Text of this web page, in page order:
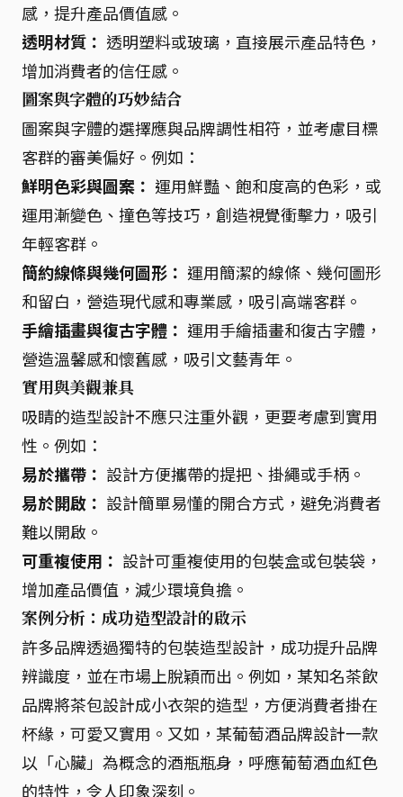
感，提升產品價值感。
透明材質： 透明塑料或玻璃，直接展示產品特色，
增加消費者的信任感。
圖案與字體的巧妙結合
圖案與字體的選擇應與品牌調性相符，並考慮目標
客群的審美偏好。例如：
鮮明色彩與圖案： 運用鮮豔、飽和度高的色彩，或
運用漸變色、撞色等技巧，創造視覺衝擊力，吸引
年輕客群。
簡約線條與幾何圖形： 運用簡潔的線條、幾何圖形
和留白，營造現代感和專業感，吸引高端客群。
手繪插畫與復古字體： 運用手繪插畫和復古字體，
營造溫馨感和懷舊感，吸引文藝青年。
實用與美觀兼具
吸睛的造型設計不應只注重外觀，更要考慮到實用
性。例如：
易於攜帶： 設計方便攜帶的提把、掛繩或手柄。
易於開啟： 設計簡單易懂的開合方式，避免消費者
難以開啟。
可重複使用： 設計可重複使用的包裝盒或包裝袋，
增加產品價值，減少環境負擔。
案例分析：成功造型設計的啟示
許多品牌透過獨特的包裝造型設計，成功提升品牌
辨識度，並在市場上脫穎而出。例如，某知名茶飲
品牌將茶包設計成小衣架的造型，方便消費者掛在
杯緣，可愛又實用。又如，某葡萄酒品牌設計一款
以「心臟」為概念的酒瓶瓶身，呼應葡萄酒血紅色
的特性，令人印象深刻。